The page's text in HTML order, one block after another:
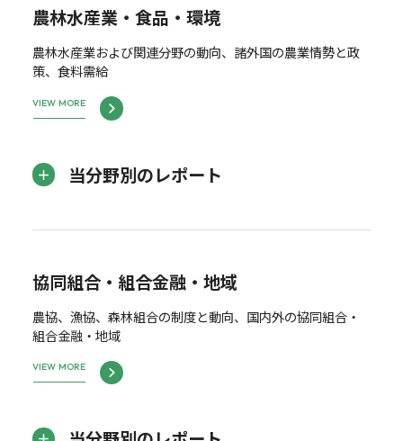
農林水産業・食品・環境
農林水産業および関連分野の動向、諸外国の農業情勢と政
策、食料需給
VIEW MORE
当分野別のレポート
協同組合・組合金融・地域
農協、漁協、森林組合の制度と動向、国内外の協同組合・
組合金融・地域
VIEW MORE